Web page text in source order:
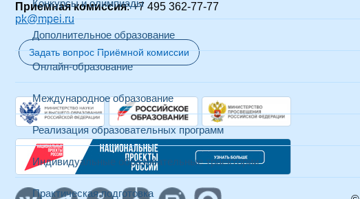
Конкурсы и олимпиады
Дополнительное образование
Онлайн-образование
Международное образование
Реализация образовательных программ
Индивидуальные образовательные траектории
Практическая подготовка
Приемная комиссия: +7 495 362-77-77
pk@mpei.ru
Задать вопрос Приёмной комиссии